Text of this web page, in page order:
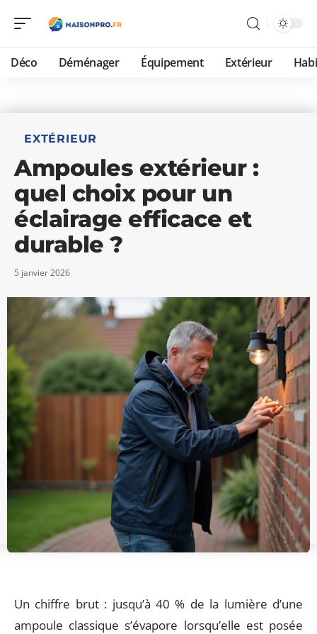
Déco Déménager Équipement Extérieur
EXTÉRIEUR
Ampoules extérieur :
quel choix pour un
éclairage efficace et
durable ?
5 janvier 2026
Un chiffre brut : jusqu’à 40 % de la lumière d’une
ampoule classique s’évapore lorsqu’elle est posée